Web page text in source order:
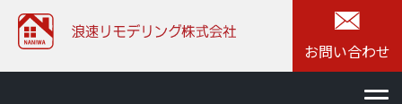
お問い合わせ